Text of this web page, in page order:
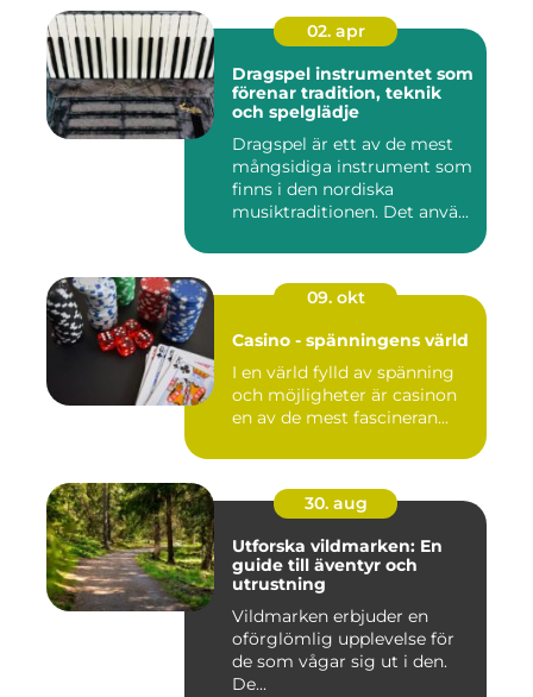
02. apr
Dragspel instrumentet som
förenar tradition, teknik
och spelglädje
Dragspel är ett av de mest
mångsidiga instrument som
finns i den nordiska
musiktraditionen. Det anvä...
09. okt
Casino - spänningens värld
I en värld fylld av spänning
och möjligheter är casinon
en av de mest fascineran...
30. aug
Utforska vildmarken: En
guide till äventyr och
utrustning
Vildmarken erbjuder en
oförglömlig upplevelse för
de som vågar sig ut i den.
De...